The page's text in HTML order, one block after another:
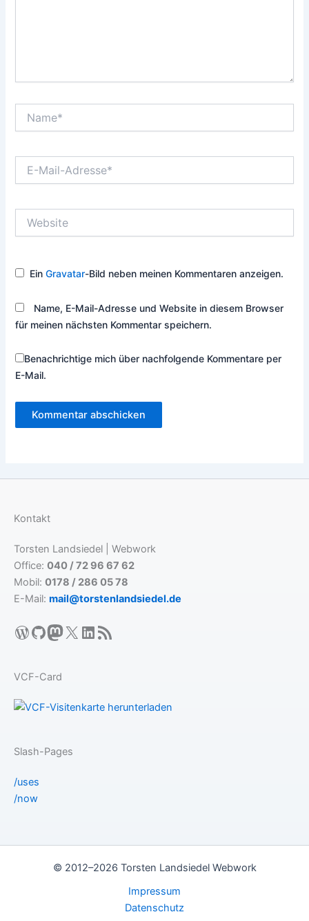
Mail-
EinGravatar-Bild neben meinen Kommentaren anzeigen.
Name, E-Mail-Adresse und Website in diesem Browser
für meinen nächsten Kommentar speichern.
Benachrichtige mich über nachfolgende Kommentare per
E-Mail.
Kontakt
Torsten Landsiedel | Webwork
Office: 040 / 72 96 67 62
Mobil: 0178 / 286 05 78
E-Mail: mail@torstenlandsiedel.de
WordPress
GitHub
Mastodon
X LinkedIn
RSS-Feed
VCF-Card
Slash-Pages
/uses
/now
© 2012–2026 Torsten Landsiedel Webwork
Impressum
Datenschutz